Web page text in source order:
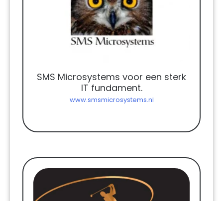
SMS Microsystems voor een sterk
IT fundament.
www.smsmicrosystems.nl